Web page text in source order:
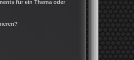
für ein Thema oder